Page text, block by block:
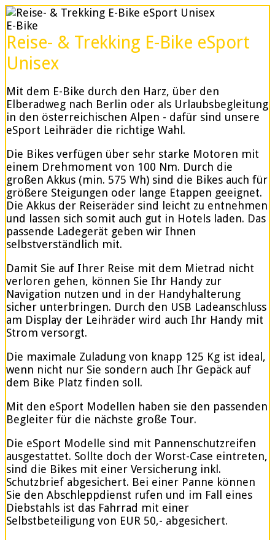
E-Bike
Reise- & Trekking E-Bike eSport
Unisex
Mit dem E-Bike durch den Harz, über den
Elberadweg nach Berlin oder als Urlaubsbegleitung
in den österreichischen Alpen - dafür sind unsere
eSport Leihräder die richtige Wahl.
Die Bikes verfügen über sehr starke Motoren mit
einem Drehmoment von 100 Nm. Durch die
großen Akkus (min. 575 Wh) sind die Bikes auch für
größere Steigungen oder lange Etappen geeignet.
Die Akkus der Reiseräder sind leicht zu entnehmen
und lassen sich somit auch gut in Hotels laden. Das
passende Ladegerät geben wir Ihnen
selbstverständlich mit.
Damit Sie auf Ihrer Reise mit dem Mietrad nicht
verloren gehen, können Sie Ihr Handy zur
Navigation nutzen und in der Handyhalterung
sicher unterbringen. Durch den USB Ladeanschluss
am Display der Leihräder wird auch Ihr Handy mit
Strom versorgt.
Die maximale Zuladung von knapp 125 Kg ist ideal,
wenn nicht nur Sie sondern auch Ihr Gepäck auf
dem Bike Platz finden soll.
Mit den eSport Modellen haben sie den passenden
Begleiter für die nächste große Tour.
Die eSport Modelle sind mit Pannenschutzreifen
ausgestattet. Sollte doch der Worst-Case eintreten,
sind die Bikes mit einer Versicherung inkl.
Schutzbrief abgesichert. Bei einer Panne können
Sie den Abschleppdienst rufen und im Fall eines
Diebstahls ist das Fahrrad mit einer
Selbstbeteiligung von EUR 50,- abgesichert.